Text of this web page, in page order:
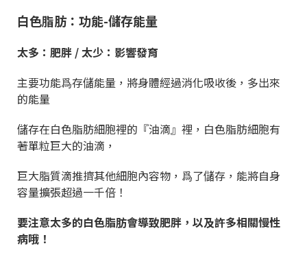
白色脂肪：功能-儲存能量
太多：肥胖 / 太少：影響發育
主要功能爲存儲能量，將身體經過消化吸收後，多出來
的能量
儲存在白色脂肪細胞裡的『油滴』裡， 白色脂肪細胞有
著單粒巨大的油滴，
巨大脂質滴推擠其他細胞內容物，爲了儲存，能將自身
容量擴張超過一千倍！
要注意太多的白色脂肪會導致肥胖，以及許多相關慢性
病哦！